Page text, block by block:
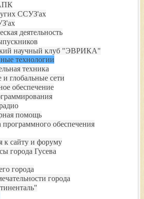
ССУЗ'ах
деятельность
научный клуб "ЭВРИКА"
технологии
техника
глобальные сети
обеспечение
помощь
обеспечения
сайту и форуму
города Гусева
города
города